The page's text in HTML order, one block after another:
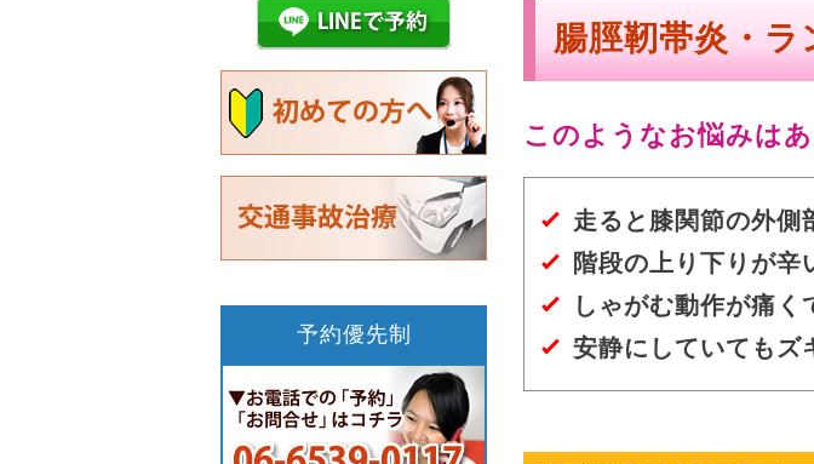
腸脛靭帯炎・ラ
このようなお悩みは
走ると膝関節の外側
階段の上り下りが辛
しゃがむ動作が痛く
安静にしていてもズ
予約優先制